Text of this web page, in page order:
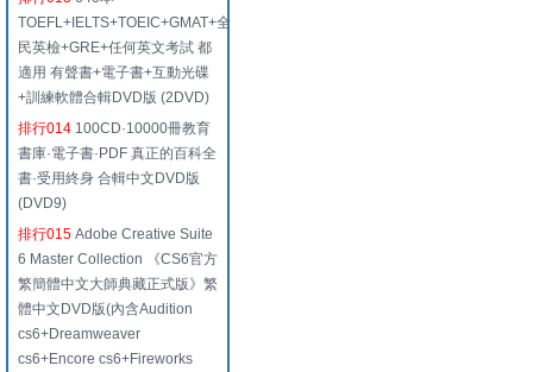
TOEFL+IELTS+TOEIC+GMAT+全
民英檢+GRE+任何英文考試 都
適用 有聲書+電子書+互動光碟
+訓練軟體合輯DVD版 (2DVD)
排行014 100CD·10000冊教育
書庫·電子書·PDF 真正的百科全
書·受用終身 合輯中文DVD版
(DVD9)
排行015 Adobe Creative Suite
6 Master Collection 《CS6官方
繁簡體中文大師典藏正式版》繁
體中文DVD版(內含Audition
cs6+Dreamweaver
cs6+Encore cs6+Fireworks